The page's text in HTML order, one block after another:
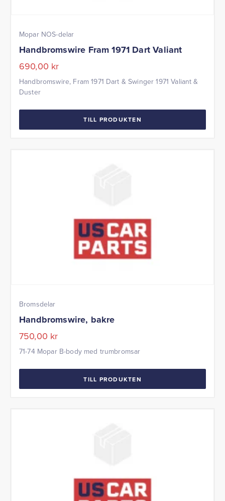
Mopar NOS-delar
Handbromswire Fram 1971 Dart Valiant
690,00 kr
Handbromswire, Fram 1971 Dart & Swinger 1971 Valiant &
Duster
TILL PRODUKTEN
Bromsdelar
Handbromswire, bakre
750,00 kr
71-74 Mopar B-body med trumbromsar
TILL PRODUKTEN